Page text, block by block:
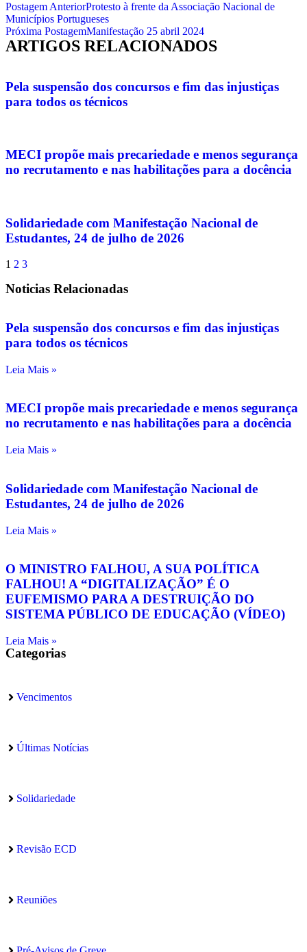
Postagem AnteriorProtesto à frente da Associação Nacional de
Municípios Portugueses
Próxima PostagemManifestação 25 abril 2024
ARTIGOS RELACIONADOS
Pela suspensão dos concursos e fim das injustiças
para todos os técnicos
MECI propõe mais precariedade e menos segurança
no recrutamento e nas habilitações para a docência
Solidariedade com Manifestação Nacional de
Estudantes, 24 de julho de 2026
1 2 3
Noticias Relacionadas
Pela suspensão dos concursos e fim das injustiças
para todos os técnicos
Leia Mais »
MECI propõe mais precariedade e menos segurança
no recrutamento e nas habilitações para a docência
Leia Mais »
Solidariedade com Manifestação Nacional de
Estudantes, 24 de julho de 2026
Leia Mais »
O MINISTRO FALHOU, A SUA POLÍTICA
FALHOU! A “DIGITALIZAÇÃO” É O
EUFEMISMO PARA A DESTRUIÇÃO DO
SISTEMA PÚBLICO DE EDUCAÇÃO (VÍDEO)
Leia Mais »
Categorias
Vencimentos
Últimas Notícias
Solidariedade
Revisão ECD
Reuniões